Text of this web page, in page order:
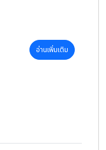
อ่านเพิ่มเติม